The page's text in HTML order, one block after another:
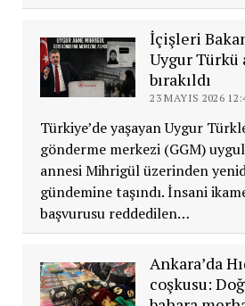
İçişleri
Uygur Türkü
bırakıldı
23 MAYIS 2026
Türkiye’de yaşayan Uygur
gönderme merkezi (GGM)
annesi Mihrigül üzerinden
gündemine taşındı. İnsani
başvurusu reddedilen…
Ankara’da
coşkusu: